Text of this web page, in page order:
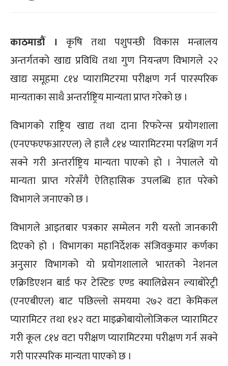
काठमाडौं । कृषि तथा पशुपन्छी विकास मन्त्रालय
अन्तर्गतको खाद्य प्रविधि तथा गुण नियन्त्रण विभागले २२
खाद्य समूहमा ८१४ प्यारामिटरमा परीक्षण गर्न पारस्परिक
मान्यताका साथै अन्तर्राष्ट्रिय मान्यता प्राप्त गरेको छ ।
विभागको राष्ट्रिय खाद्य तथा दाना रिफरेन्स प्रयोगशाला
(एनएफएफआरएल) ले हालै ८१४ प्यारामिटरमा परक्षिण गर्न
सक्ने गरी अन्तर्राष्ट्रिय मान्यता पाएको हो । नेपालले यो
मान्यता प्राप्त गरेसँगै ऐतिहासिक उपलब्धि हात परेको
विभागले जनाएको छ ।
विभागले आइतबार पत्रकार सम्मेलन गरी यस्तो जानकारी
दिएको हो । विभागका महानिर्देशक संजिवकुमार कर्णका
अनुसार विभागको यो प्रयोगशालाले भारतको नेशनल
एक्रिडिएशन बार्ड फर टेस्टिङ एण्ड क्यालिव्रेसन ल्याबोरेट्री
(एनएबीएल) बाट पछिल्लो समयमा २७२ वटा केमिकल
प्यारामिटर तथा १४२ वटा माइक्रोबायोलोजिकल प्यारामिटर
गरी कूल ८१४ वटा परीक्षण प्यारामिटरमा परीक्षण गर्न सक्ने
गरी पारस्परिक मान्यता पाएको छ ।